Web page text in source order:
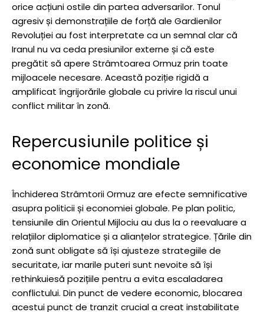
orice acțiuni ostile din partea adversarilor. Tonul
agresiv și demonstrațiile de forță ale Gardienilor
Revoluției au fost interpretate ca un semnal clar că
Iranul nu va ceda presiunilor externe și că este
pregătit să apere Strâmtoarea Ormuz prin toate
mijloacele necesare. Această poziție rigidă a
amplificat îngrijorările globale cu privire la riscul unui
conflict militar în zonă.
Repercusiunile politice și
economice mondiale
Închiderea Strâmtorii Ormuz are efecte semnificative
asupra politicii și economiei globale. Pe plan politic,
tensiunile din Orientul Mijlociu au dus la o reevaluare a
relațiilor diplomatice și a alianțelor strategice. Țările din
zonă sunt obligate să își ajusteze strategiile de
securitate, iar marile puteri sunt nevoite să își
rethinkuiesă pozițiile pentru a evita escaladarea
conflictului. Din punct de vedere economic, blocarea
acestui punct de tranzit crucial a creat instabilitate